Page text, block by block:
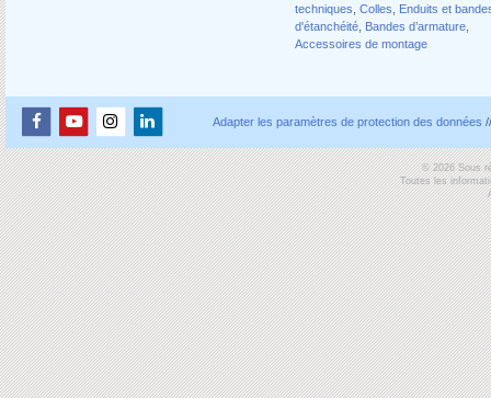
techniques Colles
Enduits et
d'étanchéité, Bandes d’armature,
Accessoires de montage
Adapter les paramètres de protection des données
© 2026 Sous
Toutes les